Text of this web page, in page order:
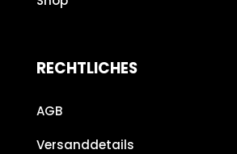
RECHTLICHES
AGB
Versanddetails